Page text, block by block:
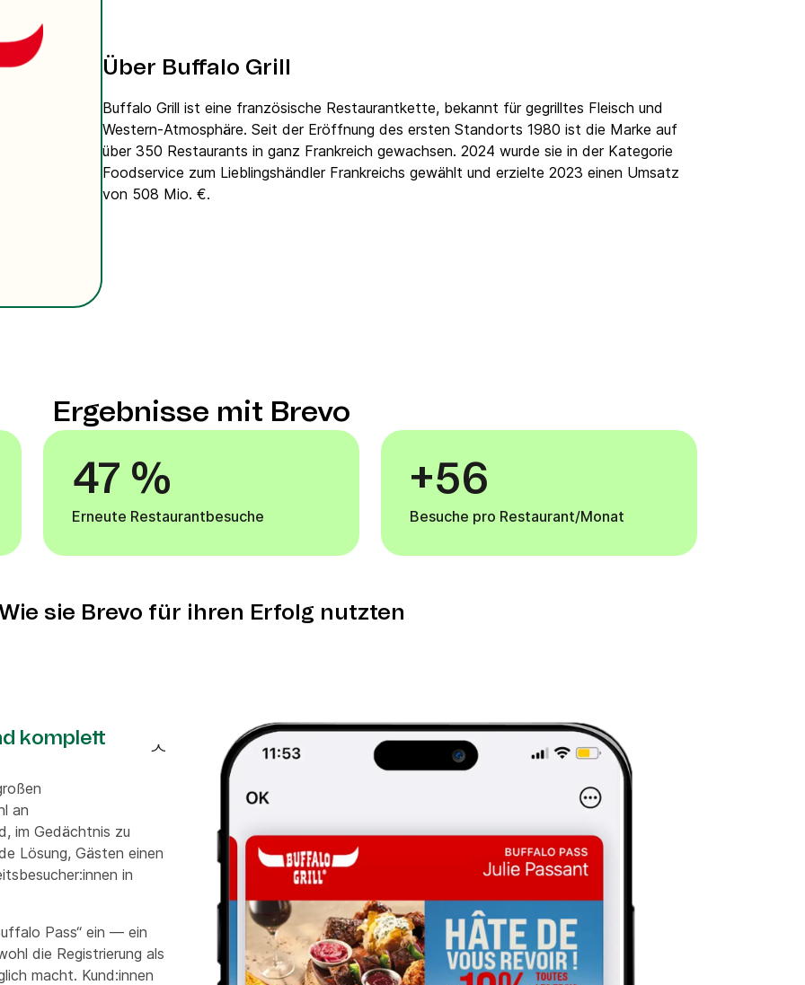
Über Buffalo Grill
Buffalo Grill ist eine französische Restaurantkette, bekannt für gegrilltes Fleisch und
Western-Atmosphäre. Seit der Eröffnung des ersten Standorts 1980 ist die Marke auf
über 350 Restaurants in ganz Frankreich gewachsen. 2024 wurde sie in der Kategorie
Foodservice zum Lieblingshändler Frankreichs gewählt und erzielte 2023 einen Umsatz
von 508 Mio. €.
Ergebnisse mit Brevo
47 %
Erneute Restaurantbesuche
+56
Besuche pro Restaurant/Monat
Wie sie Brevo für ihren Erfolg nutzten
komplett
an
im Gedächtnis zu
Lösung, Gästen einen
in
Pass“ ein — ein
die Registrierung als
macht. Kund:innen